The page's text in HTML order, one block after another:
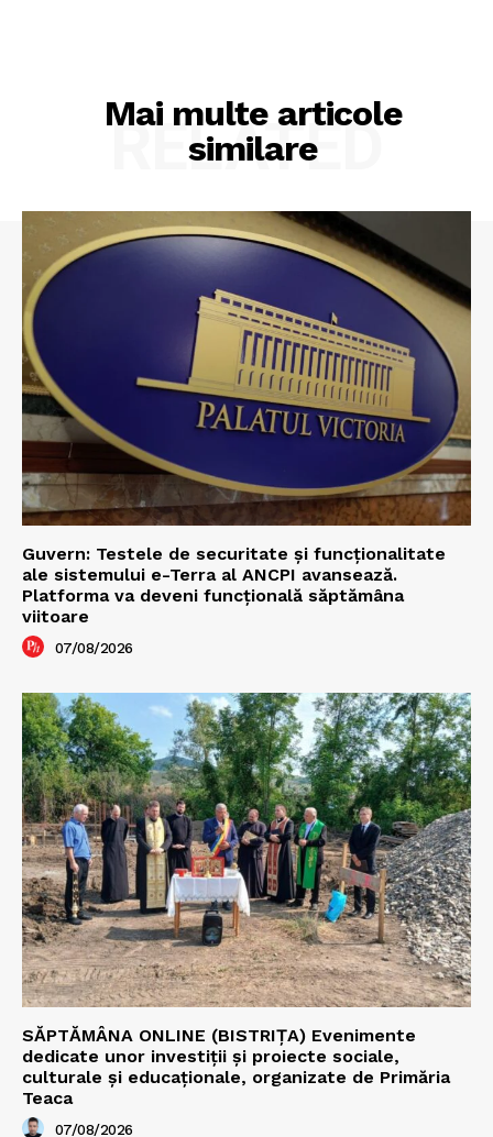
Mai multe articole
similare
RELATED
Guvern: Testele de securitate și funcționalitate
ale sistemului e-Terra al ANCPI avansează.
Platforma va deveni funcțională săptămâna
viitoare
07/08/2026
SĂPTĂMÂNA ONLINE (BISTRIȚA) Evenimente
dedicate unor investiții și proiecte sociale,
culturale și educaționale, organizate de Primăria
Teaca
07/08/2026